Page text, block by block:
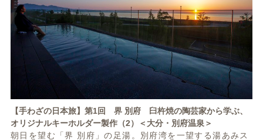
【手わざの日本旅】第1回 界 別府 臼杵焼の陶芸家から学ぶ、
オリジナルキーホルダー製作（2）＜大分・別府温泉＞
朝日を望む「界 別府」の足湯。別府湾を一望する湯あみス